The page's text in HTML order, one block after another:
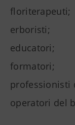
floriterapeuti;
erboristi;
educatori;
formatori;
professionisti
operatori del